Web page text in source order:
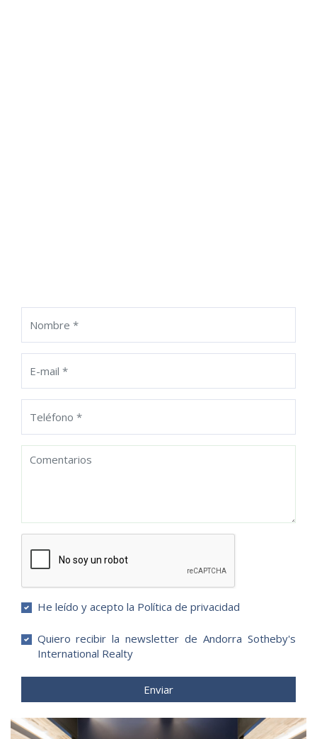
He leído y acepto la Política de privacidad
Quiero recibir la newsletter de Andorra Sotheby's
International Realty
Enviar